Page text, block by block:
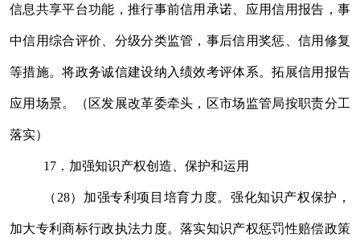
信息共享平台功能，推行事前信用承诺、应用信用报告，事
中信用综合评价、分级分类监管，事后信用奖惩、信用修复
等措施。将政务诚信建设纳入绩效考评体系。拓展信用报告
应用场景。（区发展改革委牵头，区市场监管局按职责分工
落实）
17 ．加强知识产权创造、保护和运用
（ 28）加强专利项目培育力度。强化知识产权保护，
加大专利商标行政执法力度。落实知识产权惩罚性赔偿政策